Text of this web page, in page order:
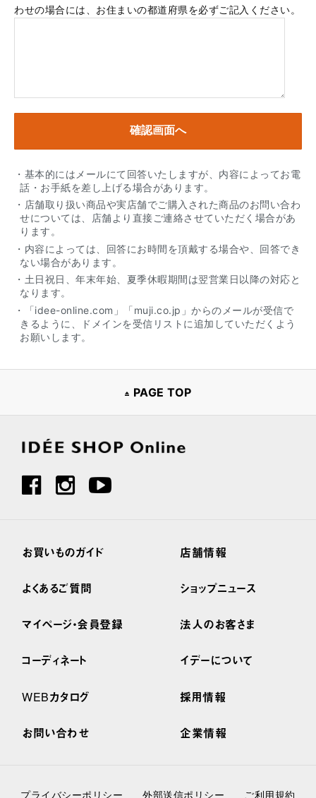
わせの場合には、お住まいの都道府県を必ずご記入ください。
・基本的にはメールにて回答いたしますが、内容によってお電
話・お手紙を差し上げる場合があります。
・店舗取り扱い商品や実店舗でご購入された商品のお問い合わ
せについては、店舗より直接ご連絡させていただく場合があ
ります。
・内容によっては、回答にお時間を頂戴する場合や、回答でき
ない場合があります。
・土日祝日、年末年始、夏季休暇期間は翌営業日以降の対応と
なります。
・「idee-online.com」「muji.co.jp」からのメールが受信で
きるように、ドメインを受信リストに追加していただくよう
お願いします。
PAGE TOP
お買いものガイド
よくあるご質問
マイページ・会員登録
コーディネート
WEBカタログ
お問い合わせ
店舗情報
ショップニュース
法人のお客さま
イデーについて
採用情報
企業情報
プライバシーポリシー 外部送信ポリシー ご利用規約